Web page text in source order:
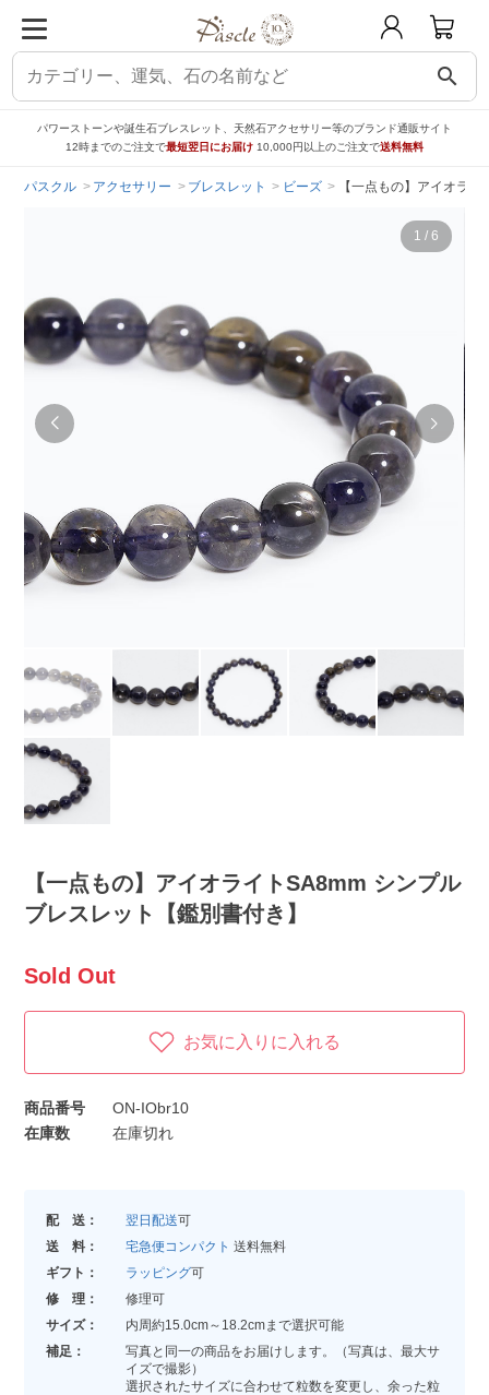
search
パワーストーンや誕生石ブレスレット、天然石アクセサリー等のブランド通販サイト
12時までのご注文で最短翌日にお届け 10,000円以上のご注文で送料無料
パスクル アクセサリー ブレスレット ビーズ 【一点もの】アイオラ
1 / 6
【一点もの】アイオライトSA8mm シンプル
ブレスレット【鑑別書付き】
Sold Out
お気に入りに入れる
商品番号
ON-IObr10
在庫数
在庫切れ
配 送： 翌日配送可
送 料：
宅急便コンパクト 送料無料
ギフト：
ラッピング可
修 理：
修理可
サイズ：
内周約15.0cm～18.2cmまで選択可能
補足：
写真と同一の商品をお届けします。（写真は、最大サ
イズで撮影）
選択されたサイズに合わせて粒数を変更し、余った粒